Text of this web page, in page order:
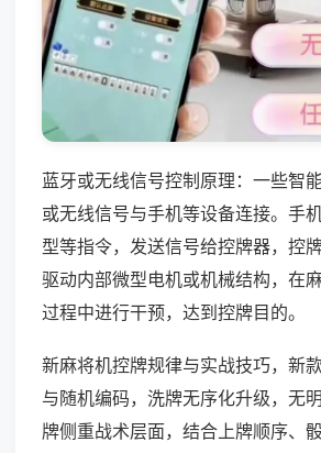
蓝牙或无线信号控制原理：一些智
或无线信号与手机等设备连接。手
型等指令，发送信号给控牌器，控
驱动内部微型电机或机械结构，在
过程中进行干预，达到控牌目的。
新麻将机控牌规律与实战技巧，新
与随机编码，洗牌无序化升级，无
牌侧重战术层面，结合上牌顺序、